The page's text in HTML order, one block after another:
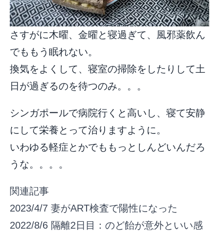
さすがに木曜、金曜と寝過ぎて、風邪薬飲ん
でももう眠れない。
換気をよくして、寝室の掃除をしたりして土
日が過ぎるのを待つのみ。。。
シンガポールで病院行くと高いし、寝て安静
にして栄養とって治りますように。
いわゆる軽症とかでももっとしんどいんだろ
うな。。。。
関連記事
2023/4/7 妻がART検査で陽性になった
2022/8/6 隔離2日目：のど飴が意外といい感